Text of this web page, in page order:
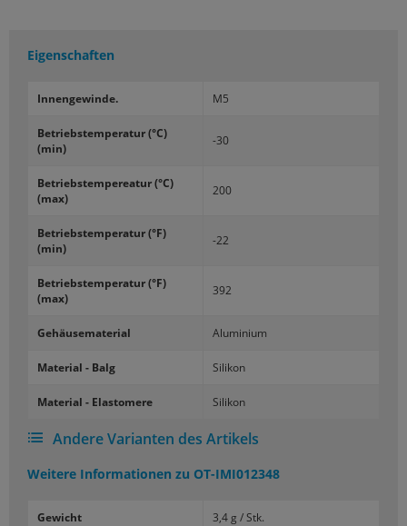
Eigenschaften
In­nen­ge­win­de. M5
Be­triebs­tem­pe­ra­tur (°C)
(min)
-30
Be­triebs­tem­pe­rea­tur (°C)
(max)
200
Be­triebs­tem­pe­ra­tur (°F)
(min)
-22
Be­triebs­tem­pe­ra­tur (°F)
(max)
392
Ge­häu­se­ma­te­ri­al Alu­mi­ni­um
Ma­te­ri­al - Balg Si­li­kon
Ma­te­ri­al - Elas­to­me­re Si­li­kon
Andere Varianten des Artikels
Weitere Informationen zu OT-IMI012348
Gewicht 3,4 g / Stk.